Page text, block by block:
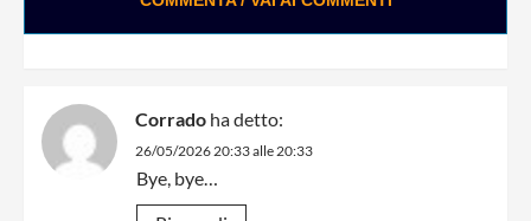
Corrado ha detto:
26/05/2026 20:33 alle 20:33
Bye, bye…